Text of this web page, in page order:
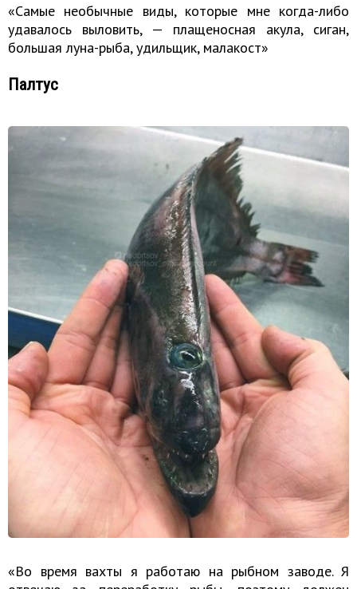
«Самые необычные виды, которые мне когда-либо
удавалось выловить, — плащеносная акула, сиган,
большая луна-рыба, удильщик, малакост»
Палтус
«Во время вахты я работаю на рыбном заводе. Я